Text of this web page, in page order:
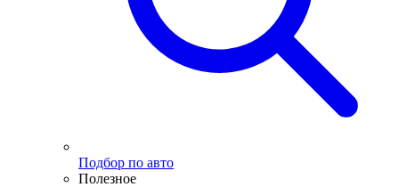
Подбор по авто
Полезное